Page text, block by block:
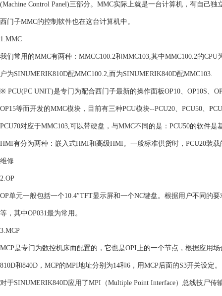
(Machine Control Panel)三部分。MMC实际上就是一台计算机，有自己
西门子MMC的控制软件也在这台计算机中。
1.MMC
我们常用的MMC有两种：MMCC100.2和MMC103,其中MMC100.2的
户为SINUMERIK810D配MMC100.2,而为SINUMERIK840D配MMC103.
※ PCU(PC UNIT)是专门为配合西门子最新的操作面板OP10、OP10S、
OP15等而开发的MMC模块，目前有三种PCU模块--PCU20、PCU50、
PCU70对应于MMC103,可以带硬盘，与MMC不同的是：PCU50的软件
HMI有分为两种：嵌入式HMI和高级HMI。一般标准供货时，PCU20装
维修
2.OP
OP单元一般包括一个10.4″TFT显示屏和一个NC键盘。根据用户不同的
等，其中OP031最为常用。
3.MCP
MCP是专门为数控机床而配置的，它也是OPI上的一个节点，根据应用
810D和840D，MCP的MPI地址分别为14和6，用MCP后面的S3开关设定。
对于SINUMERIK840D应用了MPI（Multiple Point Interface）总线技尸